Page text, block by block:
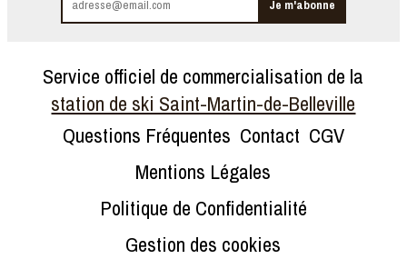
Service officiel de commercialisation de la
station de ski Saint-Martin-de-Belleville
Questions Fréquentes Contact CGV
Mentions Légales
Politique de Confidentialité
Gestion des cookies